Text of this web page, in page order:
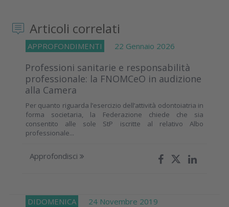
Articoli correlati
APPROFONDIMENTI 22 Gennaio 2026
Professioni sanitarie e responsabilità
professionale: la FNOMCeO in audizione
alla Camera
Per quanto riguarda l’esercizio dell’attività odontoiatria in
forma societaria, la Federazione chiede che sia
consentito alle sole StP iscritte al relativo Albo
professionale...
Approfondisci
DIDOMENICA 24 Novembre 2019